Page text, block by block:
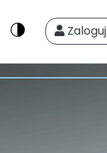
Zaloguj